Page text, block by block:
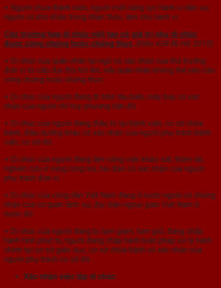
+ Người chưa thành niên, người mất năng lực hành vi dân sự,
người có khó khăn trong nhận thức, làm chủ hành vi.
Các trường hợp di chúc viết tay có giá trị như di chúc
được công chứng hoặc chứng thực (Điều 638 BLHS 2015)
+ Di chúc của quân nhân tại ngũ có xác nhận của thủ trưởng
đơn vị từ cấp đại đội trở lên, nếu quân nhân không thể yêu cầu
công chứng hoặc chứng thực.
+ Di chúc của người đang đi trên tàu biển, máy bay có xác
nhận của người chỉ huy phương tiện đó.
+ Di chúc của người đang điều trị tại bệnh viện, cơ sở chữa
bệnh, điều dưỡng khác có xác nhận của người phụ trách bệnh
viện, cơ sở đó.
+ Di chúc của người đang làm công việc khảo sát, thăm dò,
nghiên cứu ở vùng rừng núi, hải đảo có xác nhận của người
phụ trách đơn vị.
+ Di chúc của công dân Việt Nam đang ở nước ngoài có chứng
nhận của cơ quan lãnh sự, đại diện ngoại giao Việt Nam ở
nước đó.
+ Di chúc của người đang bị tạm giam, tạm giữ, đang chấp
hành hình phạt tù, người đang chấp hành biện pháp xử lý hành
chính tại cơ sở giáo dục, cơ sở chữa bệnh có xác nhận của
người phụ trách cơ sở đó.
Xác nhận việc lập di chúc